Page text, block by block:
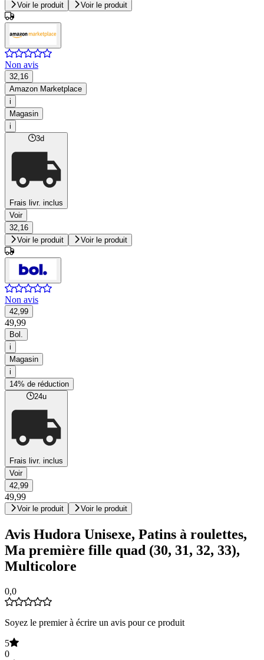
Voir le produit
Voir le produit
Non avis
32,16
Amazon Marketplace
i
Magasin
i
3d
Frais livr. inclus
Voir
32,16
Voir le produit
Voir le produit
Non avis
42,99
49,99
Bol.
i
Magasin
i
14% de réduction
24u
Frais livr. inclus
Voir
42,99
49,99
Voir le produit Voir le produit
Avis Hudora Unisexe, Patins à roulettes,
Ma première fille quad (30, 31, 32, 33),
Multicolore
0,0
Soyez le premier à écrire un avis pour ce produit
5
0